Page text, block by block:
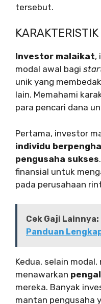
tersebut.
Investor malaikat,
modal awal bagi
unik yang
lain. Memahami
para pencari dana
Pertama, investor
individu
pengusaha sukses
finansial untuk
pada perusahaan
Cek Gaji Lainnya:
Panduan
Kedua, selain
menawarkan
mereka. Banyak
mantan pengusaha